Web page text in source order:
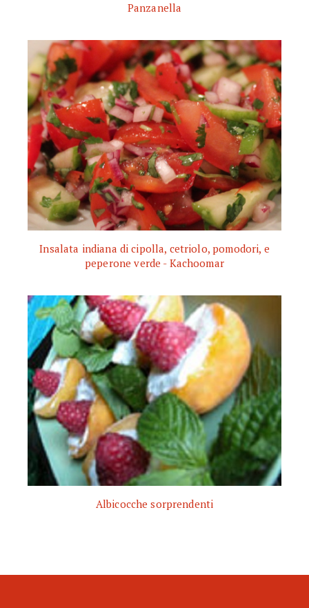
Panzanella
Insalata indiana di cipolla, cetriolo, pomodori, e
peperone verde - Kachoomar
Albicocche sorprendenti